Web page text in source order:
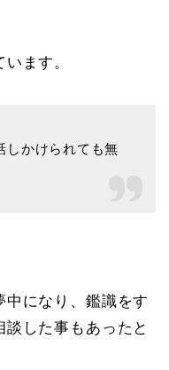
ます。
しかけられても無
中になり、鑑識をす
した事もあったと